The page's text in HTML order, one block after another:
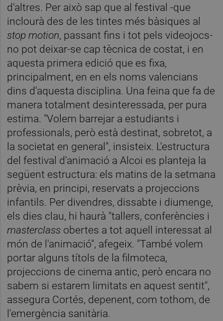
d'altres. Per això sap que al festival -que
inclourà des de les tintes més bàsiques al
stop motion, passant fins i tot pels videojocs-
no pot deixar-se cap tècnica de costat, i en
aquesta primera edició que es fixa,
principalment, en en els noms valencians
dins d'aquesta disciplina. Una feina que fa de
manera totalment desinteressada, per pura
estima. "Volem barrejar a estudiants i
professionals, però està destinat, sobretot, a
la societat en general", insisteix. L'estructura
del festival d'animació a Alcoi es planteja la
següent estructura: els matins de la setmana
prèvia, en principi, reservats a projeccions
infantils. Per divendres, dissabte i diumenge,
els dies clau, hi haurà "tallers, conferències i
masterclass obertes a tot aquell interessat al
món de l'animació", afegeix. "També volem
portar alguns títols de la filmoteca,
projeccions de cinema antic, però encara no
sabem si estarem limitats en aquest sentit",
assegura Cortés, depenent, com tothom, de
l'emergència sanitària.